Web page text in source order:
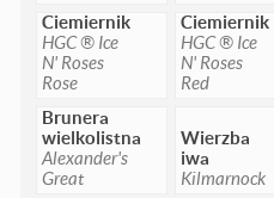
Ciemiernik
HGC ® Ice
N' Roses
Rose
Ciemiernik
HGC ® Ice
N' Roses
Red
Brunera
wielkolistna
Alexander's
Great
Wierzba
iwa
Kilmarnock